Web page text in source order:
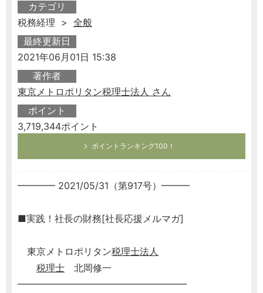
カテゴリ
税務経理 > 全般
最終更新日
2021年06月01日 15:38
著作者
東京メトロポリタン税理士法人 さん
ポイント
3,719,344ポイント
ポイントランキング100！
━━━━ 2021/05/31（第917号）━━━
■実践！社長の財務[社長応援メルマガ]
東京メトロポリタン税理士法人
税理士 北岡修一
━━━━━━━━━━━━━━━━━━